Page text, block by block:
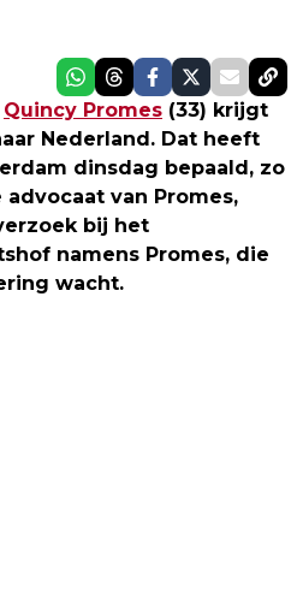
Quincy Promes (33) krijgt
Nederland. Dat heeft
dinsdag bepaald, zo
advocaat van Promes,
bij het
namens Promes, die
wacht.